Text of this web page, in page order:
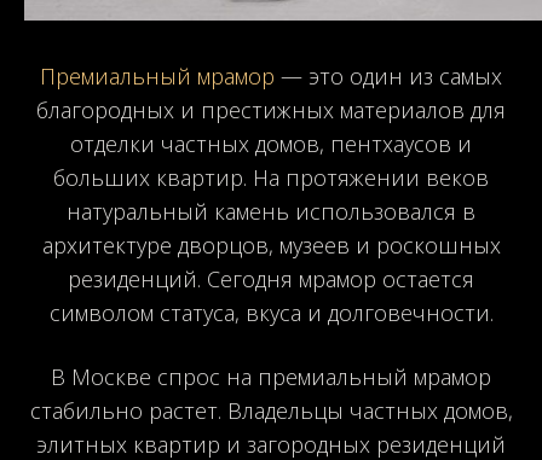
Премиальный мрамор — это один из самых
благородных и престижных материалов для
отделки частных домов, пентхаусов и
больших квартир. На протяжении веков
натуральный камень использовался в
архитектуре дворцов, музеев и роскошных
резиденций. Сегодня мрамор остается
символом статуса, вкуса и долговечности.
В Москве спрос на премиальный мрамор
стабильно растет. Владельцы частных домов,
элитных квартир и загородных резиденций